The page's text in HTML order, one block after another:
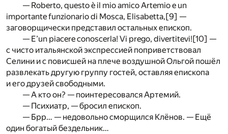
— Roberto, questo è il mio amico Artemio e un
importante funzionario di Mosca, Elisabetta, [9] —
заговорщически представил остальных епископ.
— E’un piacere conoscerla! Vi prego, divertitevi! [10] —
с чисто итальянской экспрессией поприветствовал
Селини и с повисшей на плече воздушной Ольгой пошёл
развлекать другую группу гостей, оставляя епископа
и его друзей свободными.
— А кто он? — поинтересовался Артемий.
— Психиатр, — бросил епископ.
— Брр… — недовольно сморщился Клёнов. — Ещё
один богатый бездельник…